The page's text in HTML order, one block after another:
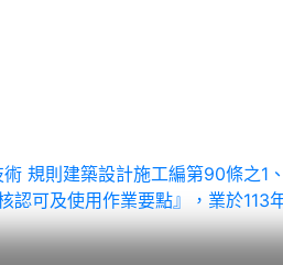
規則建築設計施工編第90條之1
可及使用作業要點』，業於